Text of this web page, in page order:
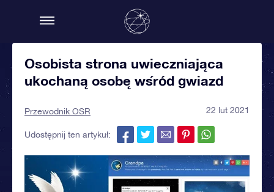
Osobista strona uwieczniająca
ukochaną osobę wśród gwiazd
Przewodnik OSR 22 lut 2021
Udostępnij ten artykuł: